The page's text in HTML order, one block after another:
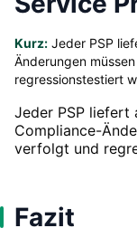
Kurz: Jeder PSP
Änderungen
regressionstestiert
Jeder PSP liefert
Compliance-
verfolgt und
Fazit